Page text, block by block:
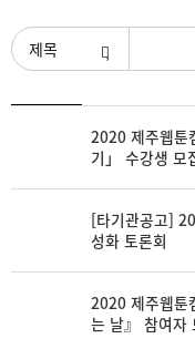
검색조건
2020 제주웹툰
기」 수강생 모
[타기관공고]
성화 토론회
2020 제주웹툰
는 날』 참여자